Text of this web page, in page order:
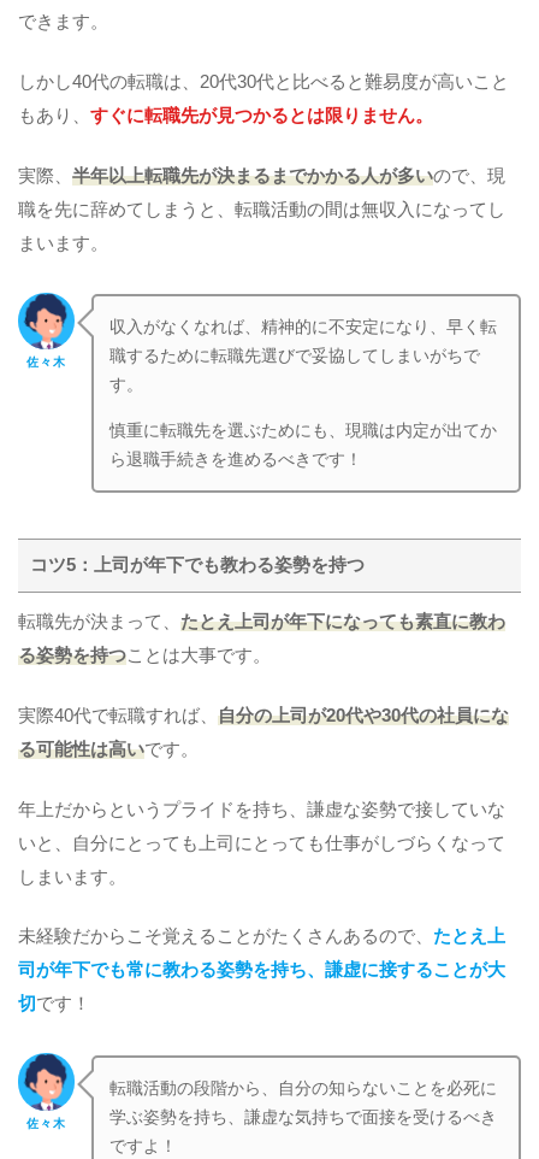
できます。
しかし40代の転職は、20代30代と比べると難易度が高いこと
もあり、 すぐに転職先が見つかるとは限りません。
実際、 半年以上転職先が決まるまでかかる人が多いので、現
職を先に辞めてしまうと、転職活動の間は無収入になってし
まいます。
佐々木
収入がなくなれば、精神的に不安定になり、早く転
職するために転職先選びで妥協してしまいがちで
す。
慎重に転職先を選ぶためにも、現職は内定が出てか
ら退職手続きを進めるべきです！
コツ5：上司が年下でも教わる姿勢を持つ
転職先が決まって、 たとえ上司が年下になっても素直に教わ
る姿勢を持つことは大事です。
実際40代で転職すれば、 自分の上司が20代や30代の社員にな
る可能性は高いです。
年上だからというプライドを持ち、謙虚な姿勢で接していな
いと、自分にとっても上司にとっても仕事がしづらくなって
しまいます。
未経験だからこそ覚えることがたくさんあるので、 たとえ上
司が年下でも常に教わる姿勢を持ち、謙虚に接することが大
切です！
佐々木
転職活動の段階から、自分の知らないことを必死に
学ぶ姿勢を持ち、謙虚な気持ちで面接を受けるべき
ですよ！